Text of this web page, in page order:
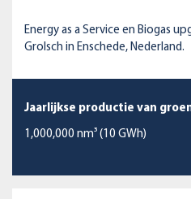
Energy as a Service en Biogas
Grolsch in Enschede, Nederland.
Jaarlijkse productie van
1,000,000 nm³ (10 GWh)